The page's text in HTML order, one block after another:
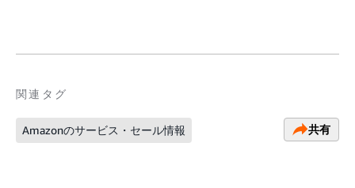
関連タグ
Amazonのサービス・セール情報 共有